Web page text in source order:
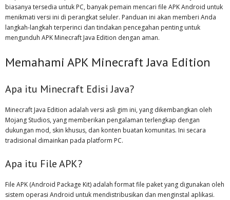
biasanya tersedia untuk PC, banyak pemain mencari file APK Android untuk
menikmati versi ini di perangkat seluler. Panduan ini akan memberi Anda
langkah-langkah terperinci dan tindakan pencegahan penting untuk
mengunduh APK Minecraft Java Edition dengan aman.
Memahami APK Minecraft Java Edition
Apa itu Minecraft Edisi Java?
Minecraft Java Edition adalah versi asli gim ini, yang dikembangkan oleh
Mojang Studios, yang memberikan pengalaman terlengkap dengan
dukungan mod, skin khusus, dan konten buatan komunitas. Ini secara
tradisional dimainkan pada platform PC.
Apa itu File APK?
File APK (Android Package Kit) adalah format file paket yang digunakan oleh
sistem operasi Android untuk mendistribusikan dan menginstal aplikasi.